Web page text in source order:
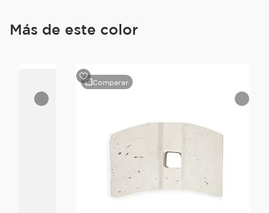
Más de este color
Comparar